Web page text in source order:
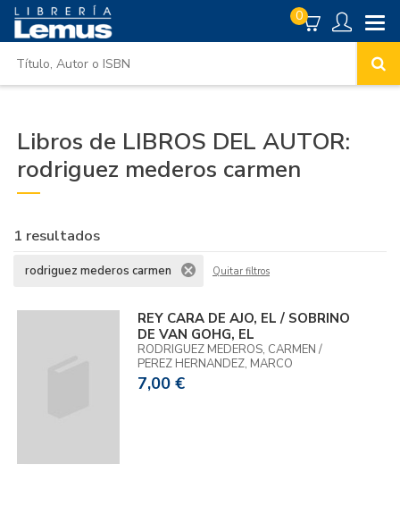
0
Libros de LIBROS DEL AUTOR:
rodriguez mederos carmen
1 resultados
rodriguez mederos carmen Quitar filtros
REY CARA DE AJO, EL / SOBRINO
DE VAN GOHG, EL
RODRIGUEZ MEDEROS, CARMEN /
PEREZ HERNANDEZ, MARCO
7,00 €